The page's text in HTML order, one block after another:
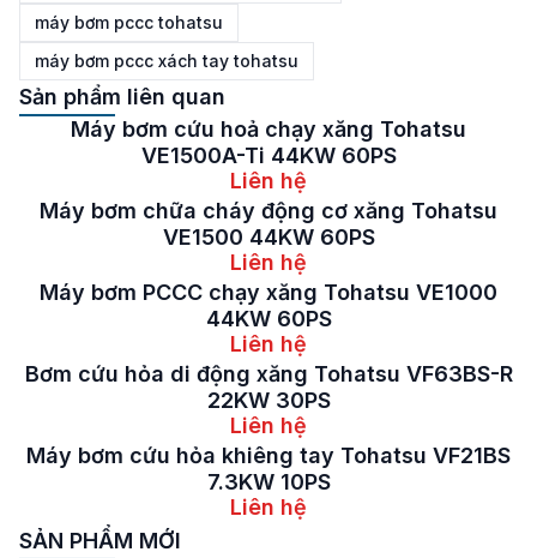
máy bơm pccc tohatsu
máy bơm pccc xách tay tohatsu
Sản phẩm liên quan
Máy bơm cứu hoả chạy xăng Tohatsu
VE1500A-Ti 44KW 60PS
Liên hệ
Máy bơm chữa cháy động cơ xăng Tohatsu
VE1500 44KW 60PS
Liên hệ
Máy bơm PCCC chạy xăng Tohatsu VE1000
44KW 60PS
Liên hệ
Bơm cứu hỏa di động xăng Tohatsu VF63BS-R
22KW 30PS
Liên hệ
Máy bơm cứu hỏa khiêng tay Tohatsu VF21BS
7.3KW 10PS
Liên hệ
SẢN PHẨM MỚI